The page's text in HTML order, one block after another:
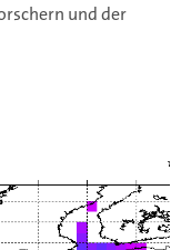
und der